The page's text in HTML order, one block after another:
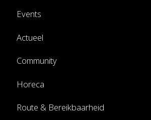
Events
Actueel
Community
Horeca
Route & Bereikbaarheid